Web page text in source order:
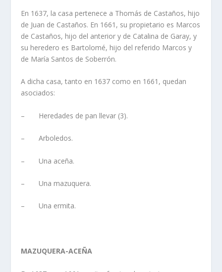
En 1637, la casa pertenece a Thomás de Castaños, hijo
de Juan de Castaños. En 1661, su propietario es Marcos
de Castaños, hijo del anterior y de Catalina de Garay, y
su heredero es Bartolomé, hijo del referido Marcos y
de Marí­a Santos de Soberrón.
A dicha casa, tanto en 1637 como en 1661, quedan
asociados:
– Heredades de pan llevar (3).
– Arboledos.
– Una aceña.
– Una mazuquera.
– Una ermita.
MAZUQUERA-ACEÑA